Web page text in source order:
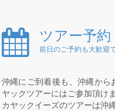
ツアー予約
前日のご予約も大歓迎
沖縄にご到着後も、沖縄から
ヤックツアーにはご参加頂け
カヤックイーズのツアーは沖